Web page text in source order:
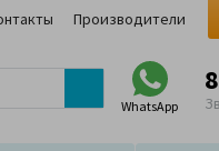
Производители
WhatsApp